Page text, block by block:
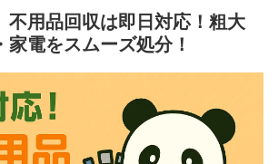
不用品回収は即日対応！粗大
家電をスムーズ処分！